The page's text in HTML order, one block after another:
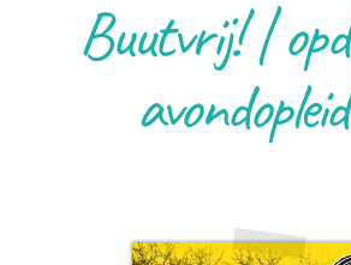
Buutvrij! |